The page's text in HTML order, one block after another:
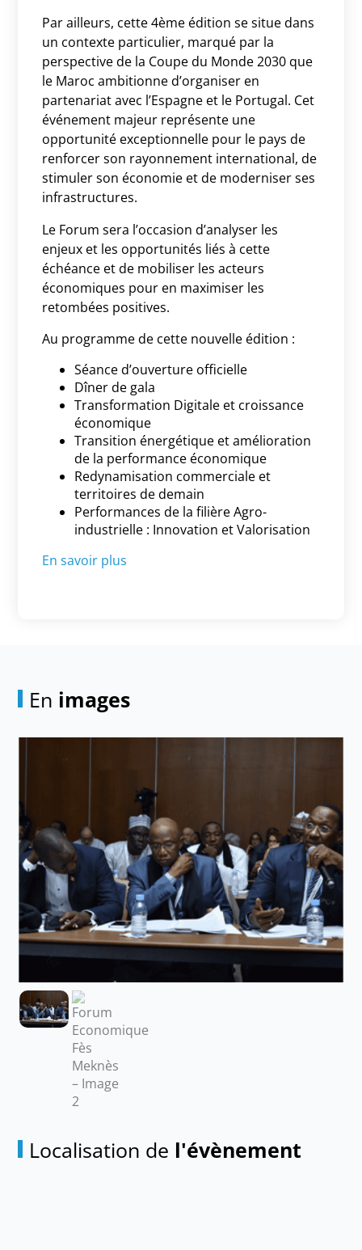
Par ailleurs, cette 4ème édition se situe dans
un contexte particulier, marqué par la
perspective de la Coupe du Monde 2030 que
le Maroc ambitionne d’organiser en
partenariat avec l’Espagne et le Portugal. Cet
événement majeur représente une
opportunité exceptionnelle pour le pays de
renforcer son rayonnement international, de
stimuler son économie et de moderniser ses
infrastructures.
Le Forum sera l’occasion d’analyser les
enjeux et les opportunités liés à cette
échéance et de mobiliser les acteurs
économiques pour en maximiser les
retombées positives.
Au programme de cette nouvelle édition :
Séance d’ouverture officielle
Dîner de gala
Transformation Digitale et croissance
économique
Transition énergétique et amélioration
de la performance économique
Redynamisation commerciale et
territoires de demain
Performances de la filière Agro-
industrielle : Innovation et Valorisation
En savoir plus
En images
Localisation de l'évènement